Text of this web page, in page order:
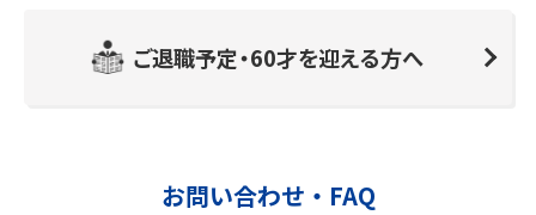
ご退職予定・60才を迎える方へ
お問い合わせ・FAQ